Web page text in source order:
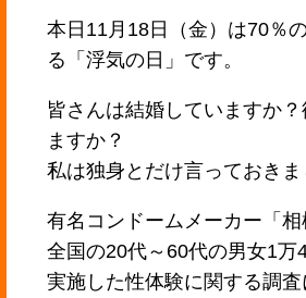
本日11月18日（金）は70％
る「浮気の日」です。
皆さんは結婚していますか
ますか？
私は独身とだけ言っておきま
有名コンドームメーカー「
全国の20代～60代の男女1万
実施した性体験に関する調査